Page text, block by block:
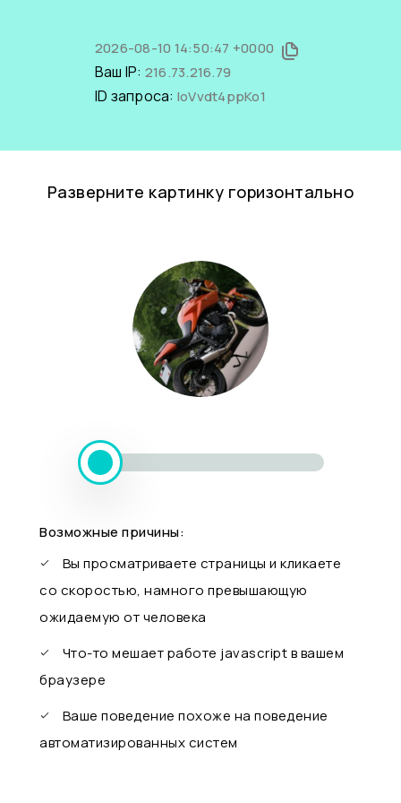
2026-08-10 14:50:47 +0000
Ваш IP: 216.73.216.79
ID запроса: loVvdt4ppKo1
Разверните картинку горизонтально
Возможные причины:
Вы просматриваете страницы и кликаете
со скоростью, намного превышающую
ожидаемую от человека
Что-то мешает работе javascript в вашем
браузере
Ваше поведение похоже на поведение
автоматизированных систем